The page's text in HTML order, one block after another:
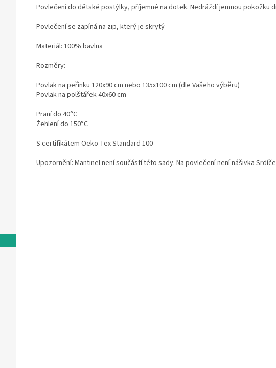
Povlečení do dětské postýlky, příjemné na dotek. Nedráždí jemnou pokožku
Povlečení se zapíná na zip, který je skrytý
Materiál: 100% bavlna
Rozměry:
Povlak na peřinku 120x90 cm nebo 135x100 cm (dle Vašeho výběru)
Povlak na polštářek 40x60 cm
Praní do 40°C
Žehlení do 150°C
S certifikátem Oeko-Tex Standard 100
Upozornění: Mantinel není součástí této sady. Na povlečení není nášivka